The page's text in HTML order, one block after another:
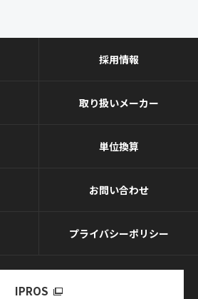
採用情報
取り扱いメーカー
単位換算
お問い合わせ
プライバシーポリシー
IPROS